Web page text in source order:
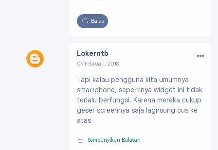
Balas
Lokerntb
09 Februari, 2018
6669987131502789
…
Tapi kalau pengguna kita umumnya
smartphone, sepertinya widget ini tidak
terlalu berfungsi. Karena mereka cukup
geser screennya saja lagnsung cus ke
atas
Sembunyikan Balasan